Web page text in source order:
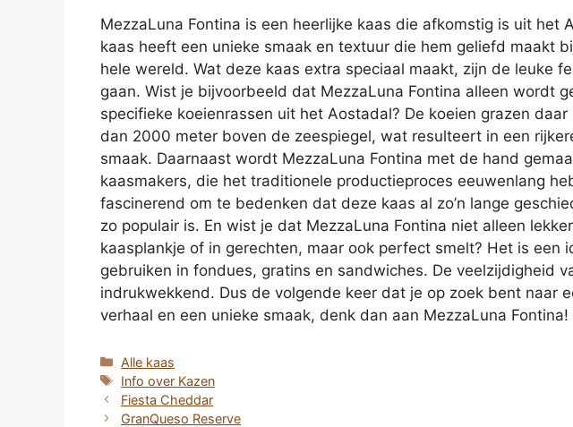
MezzaLuna Fontina is een heerlijke kaas die afkomstig is uit het
kaas heeft een unieke smaak en textuur die hem geliefd maakt
hele wereld. Wat deze kaas extra speciaal maakt, zijn de leuke
gaan. Wist je bijvoorbeeld dat MezzaLuna Fontina alleen wordt
specifieke koeienrassen uit het Aostadal? De koeien grazen
dan 2000 meter boven de zeespiegel, wat resulteert in een
smaak. Daarnaast wordt MezzaLuna Fontina met de hand
kaasmakers, die het traditionele productieproces eeuwenlang
fascinerend om te bedenken dat deze kaas al zo’n lange
zo populair is. En wist je dat MezzaLuna Fontina niet alleen
kaasplankje of in gerechten, maar ook perfect smelt? Het is een
gebruiken in fondues, gratins en sandwiches. De veelzijdigheid
indrukwekkend. Dus de volgende keer dat je op zoek bent naar
verhaal en een unieke smaak, denk dan aan MezzaLuna Fontina!
Categorieën
Alle kaas
Tags
Info over Kazen
Fiesta Cheddar
GranQueso Reserve